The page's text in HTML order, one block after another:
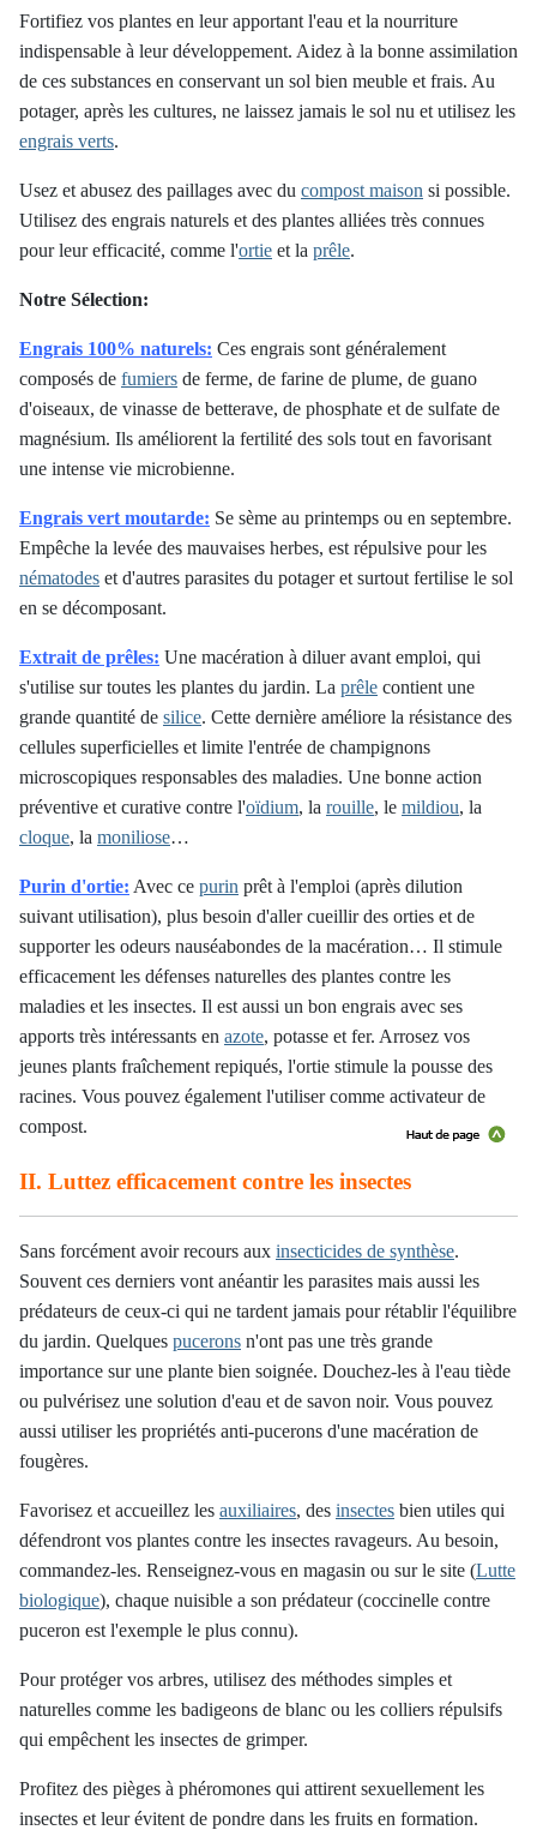
Fortifiez vos plantes en leur apportant l'eau et la nourriture
indispensable à leur développement. Aidez à la bonne assimilation
de ces substances en conservant un sol bien meuble et frais. Au
potager, après les cultures, ne laissez jamais le sol nu et utilisez les
engrais verts.
Usez et abusez des paillages avec du compost maison si possible.
Utilisez des engrais naturels et des plantes alliées très connues
pour leur efficacité, comme l'ortie et la prêle.
Notre Sélection:
Engrais 100% naturels: Ces engrais sont généralement
composés de fumiers de ferme, de farine de plume, de guano
d'oiseaux, de vinasse de betterave, de phosphate et de sulfate de
magnésium. Ils améliorent la fertilité des sols tout en favorisant
une intense vie microbienne.
Engrais vert moutarde: Se sème au printemps ou en septembre.
Empêche la levée des mauvaises herbes, est répulsive pour les
nématodes et d'autres parasites du potager et surtout fertilise le sol
en se décomposant.
Extrait de prêles: Une macération à diluer avant emploi, qui
s'utilise sur toutes les plantes du jardin. La prêle contient une
grande quantité de silice. Cette dernière améliore la résistance des
cellules superficielles et limite l'entrée de champignons
microscopiques responsables des maladies. Une bonne action
préventive et curative contre l'oïdium, la rouille, le mildiou, la
cloque, la moniliose…
Purin d'ortie: Avec ce purin prêt à l'emploi (après dilution
suivant utilisation), plus besoin d'aller cueillir des orties et de
supporter les odeurs nauséabondes de la macération… Il stimule
efficacement les défenses naturelles des plantes contre les
maladies et les insectes. Il est aussi un bon engrais avec ses
apports très intéressants en azote, potasse et fer. Arrosez vos
jeunes plants fraîchement repiqués, l'ortie stimule la pousse des
racines. Vous pouvez également l'utiliser comme activateur de
compost.
II. Luttez efficacement contre les insectes
Sans forcément avoir recours aux insecticides de synthèse.
Souvent ces derniers vont anéantir les parasites mais aussi les
prédateurs de ceux-ci qui ne tardent jamais pour rétablir l'équilibre
du jardin. Quelques pucerons n'ont pas une très grande
importance sur une plante bien soignée. Douchez-les à l'eau tiède
ou pulvérisez une solution d'eau et de savon noir. Vous pouvez
aussi utiliser les propriétés anti-pucerons d'une macération de
fougères.
Favorisez et accueillez les auxiliaires, des insectes bien utiles qui
défendront vos plantes contre les insectes ravageurs. Au besoin,
commandez-les. Renseignez-vous en magasin ou sur le site (Lutte
biologique), chaque nuisible a son prédateur (coccinelle contre
puceron est l'exemple le plus connu).
Pour protéger vos arbres, utilisez des méthodes simples et
naturelles comme les badigeons de blanc ou les colliers répulsifs
qui empêchent les insectes de grimper.
Profitez des pièges à phéromones qui attirent sexuellement les
insectes et leur évitent de pondre dans les fruits en formation.